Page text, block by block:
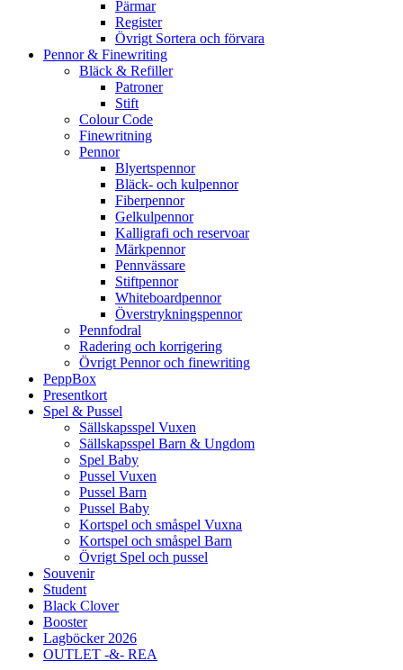
Pärmar
Register
Övrigt Sortera och förvara
Pennor & Finewriting
Bläck & Refiller
Patroner
Stift
Colour Code
Finewritning
Pennor
Blyertspennor
Bläck- och kulpennor
Fiberpennor
Gelkulpennor
Kalligrafi och reservoar
Märkpennor
Pennvässare
Stiftpennor
Whiteboardpennor
Överstrykningspennor
Pennfodral
Radering och korrigering
Övrigt Pennor och finewriting
PeppBox
Presentkort
Spel & Pussel
Sällskapsspel Vuxen
Sällskapsspel Barn & Ungdom
Spel Baby
Pussel Vuxen
Pussel Barn
Pussel Baby
Kortspel och småspel Vuxna
Kortspel och småspel Barn
Övrigt Spel och pussel
Souvenir
Student
Black Clover
Booster
Lagböcker 2026
OUTLET -&- REA